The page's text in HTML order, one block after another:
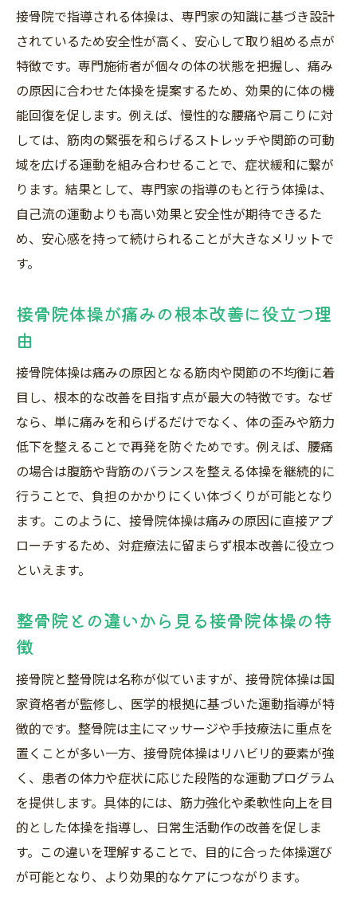
接骨院で指導される体操は、専門家の知識に基づき設計
されているため安全性が高く、安心して取り組める点が
特徴です。専門施術者が個々の体の状態を把握し、痛み
の原因に合わせた体操を提案するため、効果的に体の機
能回復を促します。例えば、慢性的な腰痛や肩こりに対
しては、筋肉の緊張を和らげるストレッチや関節の可動
域を広げる運動を組み合わせることで、症状緩和に繋が
ります。結果として、専門家の指導のもと行う体操は、
自己流の運動よりも高い効果と安全性が期待できるた
め、安心感を持って続けられることが大きなメリットで
す。
接骨院体操が痛みの根本改善に役立つ理
由
接骨院体操は痛みの原因となる筋肉や関節の不均衡に着
目し、根本的な改善を目指す点が最大の特徴です。なぜ
なら、単に痛みを和らげるだけでなく、体の歪みや筋力
低下を整えることで再発を防ぐためです。例えば、腰痛
の場合は腹筋や背筋のバランスを整える体操を継続的に
行うことで、負担のかかりにくい体づくりが可能となり
ます。このように、接骨院体操は痛みの原因に直接アプ
ローチするため、対症療法に留まらず根本改善に役立つ
といえます。
整骨院との違いから見る接骨院体操の特
徴
接骨院と整骨院は名称が似ていますが、接骨院体操は国
家資格者が監修し、医学的根拠に基づいた運動指導が特
徴的です。整骨院は主にマッサージや手技療法に重点を
置くことが多い一方、接骨院体操はリハビリ的要素が強
く、患者の体力や症状に応じた段階的な運動プログラム
を提供します。具体的には、筋力強化や柔軟性向上を目
的とした体操を指導し、日常生活動作の改善を促しま
す。この違いを理解することで、目的に合った体操選び
が可能となり、より効果的なケアにつながります。